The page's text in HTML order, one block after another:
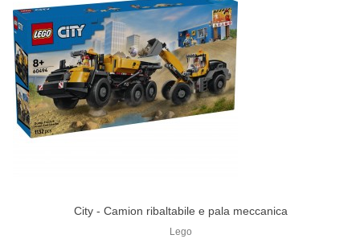
City - Camion ribaltabile e pala meccanica
Lego